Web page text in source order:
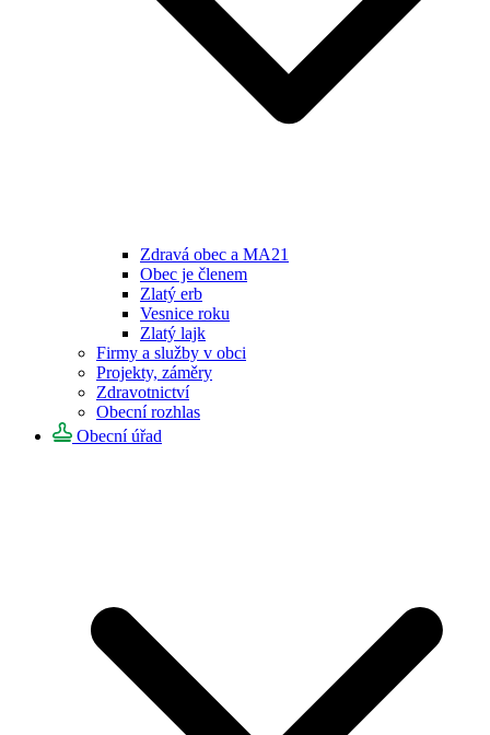
Zdravá obec a MA21
Obec je členem
Zlatý erb
Vesnice roku
Zlatý lajk
Firmy a služby v obci
Projekty, záměry
Zdravotnictví
Obecní rozhlas
Obecní úřad